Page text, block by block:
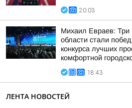
20:03
Михаил Евраев: Три
области стали
конкурса лучших
комфортной
18:43
ЛЕНТА НОВОСТЕЙ